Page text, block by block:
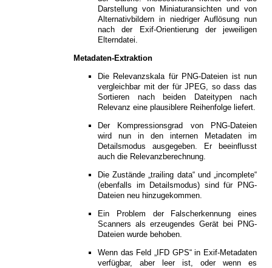
Darstellung von Miniaturansichten und von
Alternativbildern in niedriger Auflösung nun
nach der Exif-Orientierung der jeweiligen
Elterndatei.
Metadaten-Extraktion
Die Relevanzskala für PNG-Dateien ist nun
vergleichbar mit der für JPEG, so dass das
Sortieren nach beiden Dateitypen nach
Relevanz eine plausiblere Reihenfolge liefert.
Der Kompressionsgrad von PNG-Dateien
wird nun in den internen Metadaten im
Detailsmodus ausgegeben. Er beeinflusst
auch die Relevanzberechnung.
Die Zustände „trailing data“ und „incomplete“
(ebenfalls im Detailsmodus) sind für PNG-
Dateien neu hinzugekommen.
Ein Problem der Falscherkennung eines
Scanners als erzeugendes Gerät bei PNG-
Dateien wurde behoben.
Wenn das Feld „IFD GPS“ in Exif-Metadaten
verfügbar, aber leer ist, oder wenn es